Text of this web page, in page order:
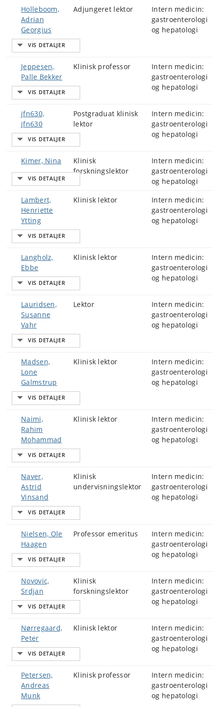
Holleboom,
Adrian
Georgius
Adjungeret lektor
Intern medicin:
gastroenterologi
og hepatologi
Jeppesen,
Palle Bekker
Klinisk professor
Intern medicin:
gastroenterologi
og hepatologi
jfn630,
jfn630
Postgraduat klinisk
lektor
Intern medicin:
gastroenterologi
og hepatologi
Kimer, Nina
Klinisk
forskningslektor
Intern medicin:
gastroenterologi
og hepatologi
Lambert,
Henriette
Ytting
Klinisk lektor
Intern medicin:
gastroenterologi
og hepatologi
Langholz,
Ebbe
Klinisk lektor
Intern medicin:
gastroenterologi
og hepatologi
Lauridsen,
Susanne
Vahr
Lektor
Intern medicin:
gastroenterologi
og hepatologi
Madsen,
Lone
Galmstrup
Klinisk lektor
Intern medicin:
gastroenterologi
og hepatologi
Naimi,
Rahim
Mohammad
Klinisk lektor
Intern medicin:
gastroenterologi
og hepatologi
Naver,
Astrid
Vinsand
Klinisk
undervisningslektor
Intern medicin:
gastroenterologi
og hepatologi
Nielsen, Ole
Haagen
Professor emeritus
Intern medicin:
gastroenterologi
og hepatologi
Novovic,
Srdjan
Klinisk
forskningslektor
Intern medicin:
gastroenterologi
og hepatologi
Nørregaard,
Peter
Klinisk lektor
Intern medicin:
gastroenterologi
og hepatologi
Petersen,
Andreas
Munk
Klinisk professor
Intern medicin:
gastroenterologi
og hepatologi